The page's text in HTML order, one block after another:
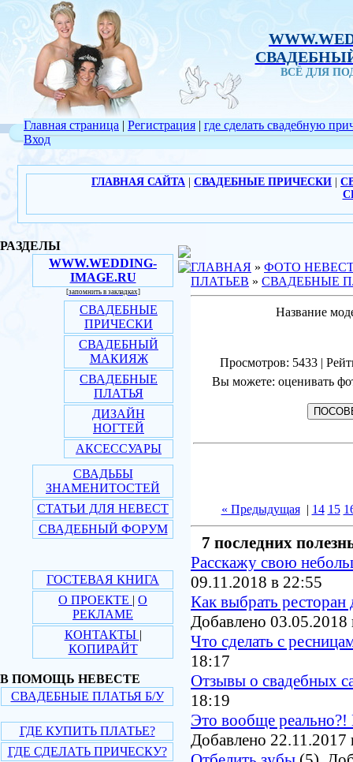
ВСЁ ДЛЯ
Главная страница | Регистрация |
Вход
где сделать свадебную
ГЛАВНАЯ САЙТА СВАДЕБНЫЕ ПРИЧЕСКИ
РАЗДЕЛЫ
WWW.WEDDING-
IMAGE.RU
[запомнить в закладках]
СВАДЕБНЫЕ
ПРИЧЕСКИ
СВАДЕБНЫЙ
МАКИЯЖ
СВАДЕБНЫЕ
ПЛАТЬЯ
ДИЗАЙН
НОГТЕЙ
АКСЕССУАРЫ
СВАДЬБЫ
ЗНАМЕНИТОСТЕЙ
СТАТЬИ ДЛЯ НЕВЕСТ
СВАДЕБНЫЙ ФОРУМ
ГОСТЕВАЯ КНИГА
О ПРОЕКТЕ | О
РЕКЛАМЕ
КОНТАКТЫ |
КОПИРАЙТ
В ПОМОЩЬ НЕВЕСТЕ
СВАДЕБНЫЕ ПЛАТЬЯ Б/У
ГДЕ КУПИТЬ ПЛАТЬЕ?
ГДЕ СДЕЛАТЬ ПРИЧЕСКУ?
ГЛАВНАЯ » ФОТО
ПЛАТЬЕВ » СВАДЕБНЫЕ
Название
Просмотров: 5433 |
Вы можете: оценивать
« Предыдущая| 14 15
7 последних
Расскажу свою
09.11.2018 в 22:55
Как выбрать
Добавлено 03.05.2018
Что сделать с
18:17
Отзывы о свадебных
18:19
Это вообще реально?!
Добавлено 22.11.2017